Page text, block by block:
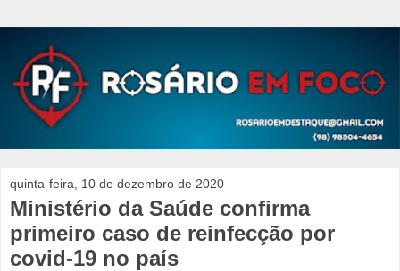
quinta-feira, 10 de dezembro de 2020
Ministério da Saúde confirma
primeiro caso de reinfecção por
covid-19 no país